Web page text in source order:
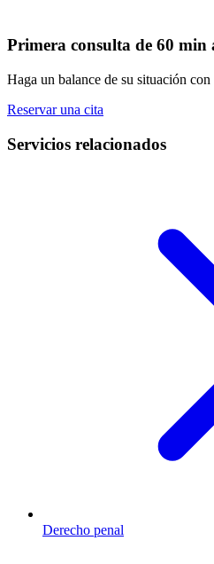
Primera consulta de 60 min
Haga un balance de su situación con
Reservar una cita
Servicios relacionados
Derecho penal